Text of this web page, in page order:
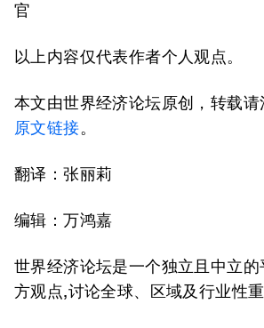
官
以上内容仅代表作者个人观点。
本文由世界经济论坛原创，转载请
原文链接。
翻译：张丽莉
编辑：万鸿嘉
世界经济论坛是一个独立且中立
方观点,讨论全球、区域及行业性重